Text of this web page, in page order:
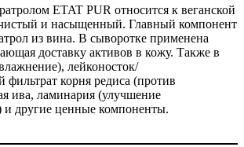
ETAT PUR относится к веганской
чистый и насыщенный. Главный компонент
из вина. В сыворотке применена
доставку активов в кожу. Также в
лейконосток/
корня редиса (против
ива, ламинария (улучшение
другие ценные компоненты.